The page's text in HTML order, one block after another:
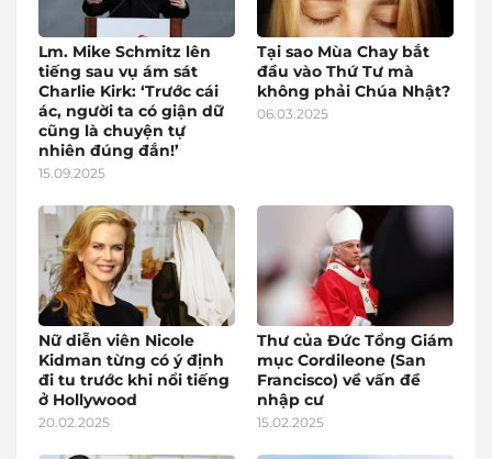
Lm. Mike Schmitz lên
tiếng sau vụ ám sát
Charlie Kirk: ‘Trước cái
ác, người ta có giận dữ
cũng là chuyện tự
nhiên đúng đắn!’
15.09.2025
Tại sao Mùa Chay bắt
đầu vào Thứ Tư mà
không phải Chúa Nhật?
06.03.2025
Nữ diễn viên Nicole
Kidman từng có ý định
đi tu trước khi nổi tiếng
ở Hollywood
20.02.2025
Thư của Đức Tổng Giám
mục Cordileone (San
Francisco) về vấn đề
nhập cư
15.02.2025